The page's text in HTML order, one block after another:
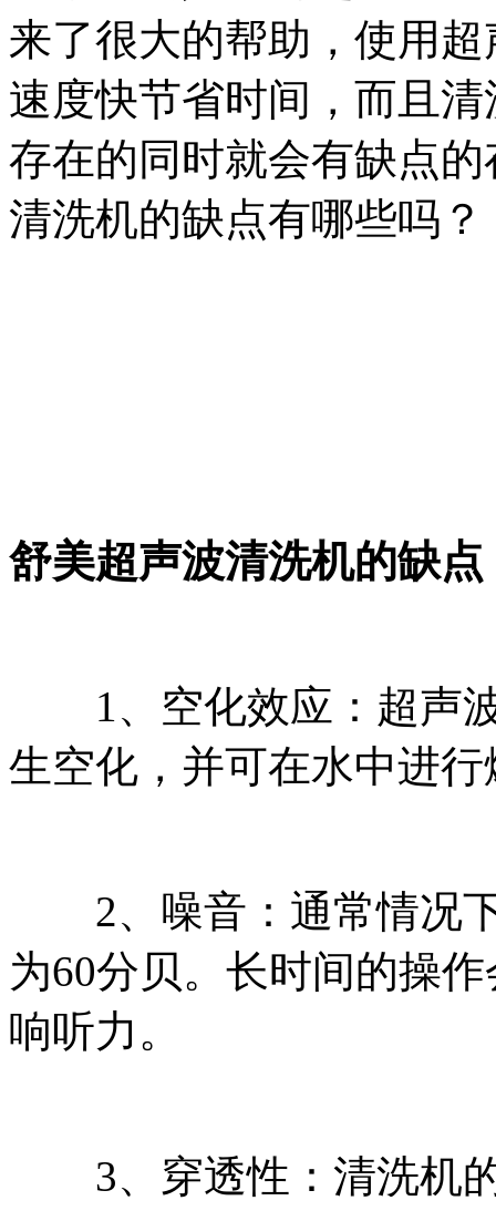
来了很大的帮助，使用
速度快节省时间，而且
存在的同时就会有缺点
清洗机的缺点有哪些吗？
舒美超声波清洗机的缺点
1、空化效应：超声波
生空化，并可在水中进行
2、噪音：通常情况下
为60分贝。长时间的操
响听力。
3、穿透性：清洗机的